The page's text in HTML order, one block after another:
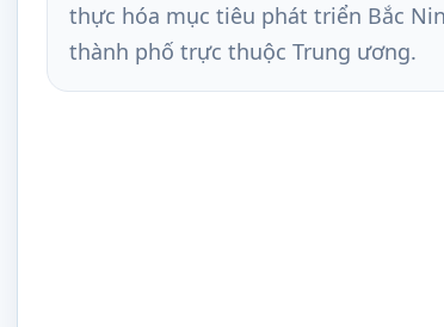
thực hóa mục tiêu phát triển Bắc
thành phố trực thuộc Trung ương.